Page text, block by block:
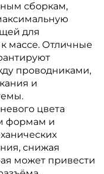
сборкам,
для
массе. Отличные
проводниками,
и
цвета
формам и
снижая
может привести